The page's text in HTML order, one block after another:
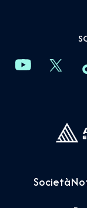
Società